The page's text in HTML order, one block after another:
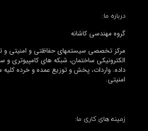
درباره ما:
گروه مهندسی کاشانه
مرکز تخصصی سیستمهای حفاظتی و امنیتی و
الکترونیکی ساختمان، شبکه های کامپیوتری و
داده. واردات، پخش و توزیع عمده و خرده
امنیتی.
زمینه های کاری ما: